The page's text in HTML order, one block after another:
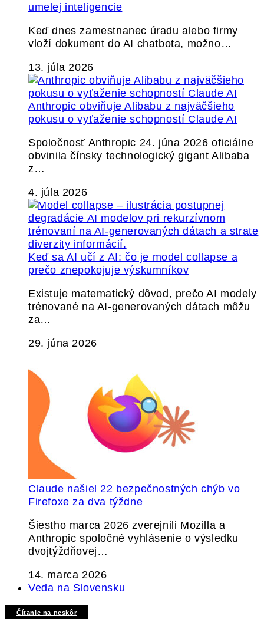
umelej inteligencie
Keď dnes zamestnanec úradu alebo firmy
vloží dokument do AI chatbota, možno…
13. júla 2026
Anthropic obviňuje Alibabu z najväčšieho
pokusu o vyťaženie schopností Claude AI
Spoločnosť Anthropic 24. júna 2026 oficiálne
obvinila čínsky technologický gigant Alibaba
z…
4. júla 2026
Keď sa AI učí z AI: čo je model collapse a
prečo znepokojuje výskumníkov
Existuje matematický dôvod, prečo AI modely
trénované na AI-generovaných dátach môžu
za…
29. júna 2026
Claude našiel 22 bezpečnostných chýb vo
Firefoxe za dva týždne
Šiestho marca 2026 zverejnili Mozilla a
Anthropic spoločné vyhlásenie o výsledku
dvojtýždňovej…
14. marca 2026
Veda na Slovensku
Čítanie na neskôr